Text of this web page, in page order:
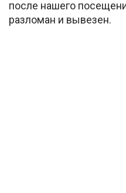
после нашего
разломан и вывезен.